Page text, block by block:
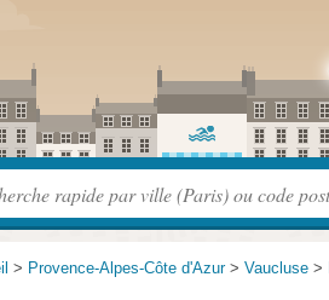
> Provence-Alpes-Côte d'Azur> Vaucluse >